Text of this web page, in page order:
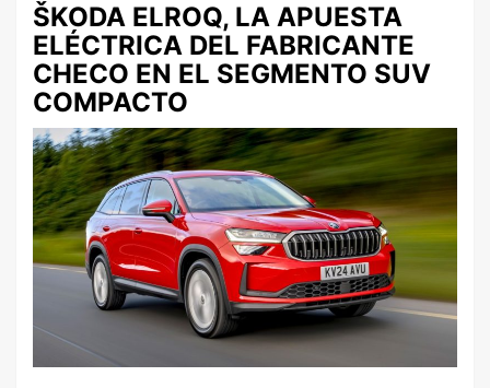
ŠKODA ELROQ, LA APUESTA
ELÉCTRICA DEL FABRICANTE
CHECO EN EL SEGMENTO SUV
COMPACTO